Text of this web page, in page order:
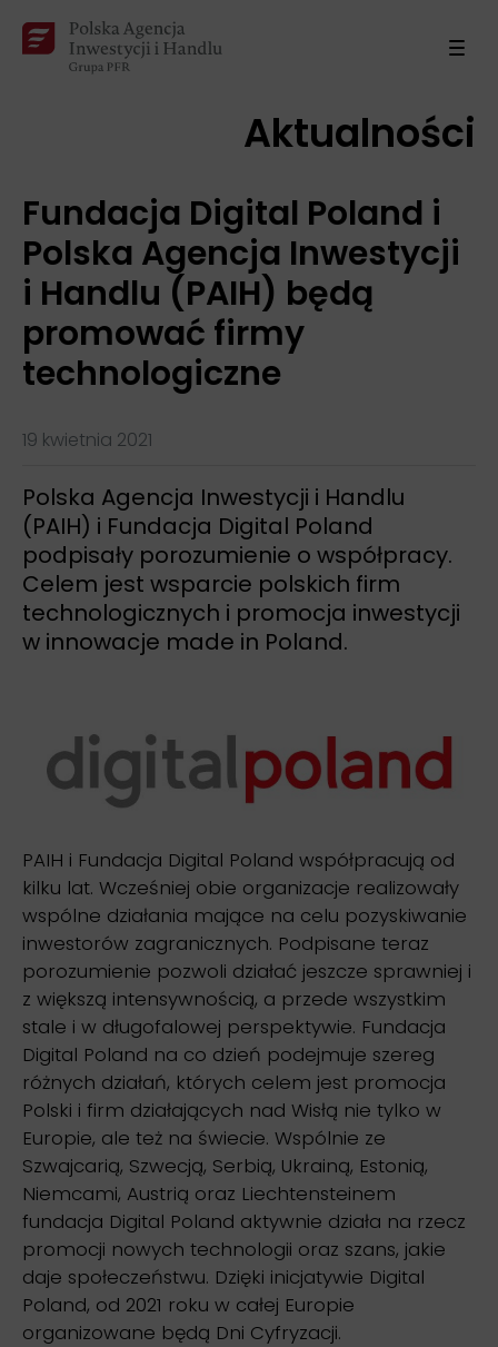
Aktualności
Fundacja Digital Poland i
Polska Agencja Inwestycji
i Handlu (PAIH) będą
promować firmy
technologiczne
19 kwietnia 2021
Polska Agencja Inwestycji i Handlu
(PAIH) i Fundacja Digital Poland
podpisały porozumienie o współpracy.
Celem jest wsparcie polskich firm
technologicznych i promocja inwestycji
w innowacje made in Poland.
PAIH i Fundacja Digital Poland współpracują od
kilku lat. Wcześniej obie organizacje realizowały
wspólne działania mające na celu pozyskiwanie
inwestorów zagranicznych. Podpisane teraz
porozumienie pozwoli działać jeszcze sprawniej i
z większą intensywnością, a przede wszystkim
stale i w długofalowej perspektywie. Fundacja
Digital Poland na co dzień podejmuje szereg
różnych działań, których celem jest promocja
Polski i firm działających nad Wisłą nie tylko w
Europie, ale też na świecie. Wspólnie ze
Szwajcarią, Szwecją, Serbią, Ukrainą, Estonią,
Niemcami, Austrią oraz Liechtensteinem
fundacja Digital Poland aktywnie działa na rzecz
promocji nowych technologii oraz szans, jakie
daje społeczeństwu. Dzięki inicjatywie Digital
Poland, od 2021 roku w całej Europie
organizowane będą Dni Cyfryzacji.